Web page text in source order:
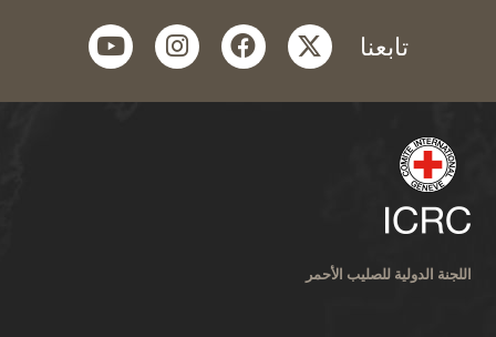
تابعنا twitter
facebook
instagram
youtube
اللجنة الدولية للصليب الأحمر